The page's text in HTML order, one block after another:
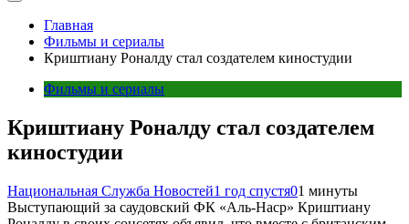
Главная
Фильмы и сериалы
Криштиану Роналду стал создателем киностудии
Фильмы и сериалы
Криштиану Роналду стал создателем
киностудии
Национальная Служба Новостей1 год спустя01 минуты
Выступающий за саудовский ФК «Аль-Наср» Криштиану